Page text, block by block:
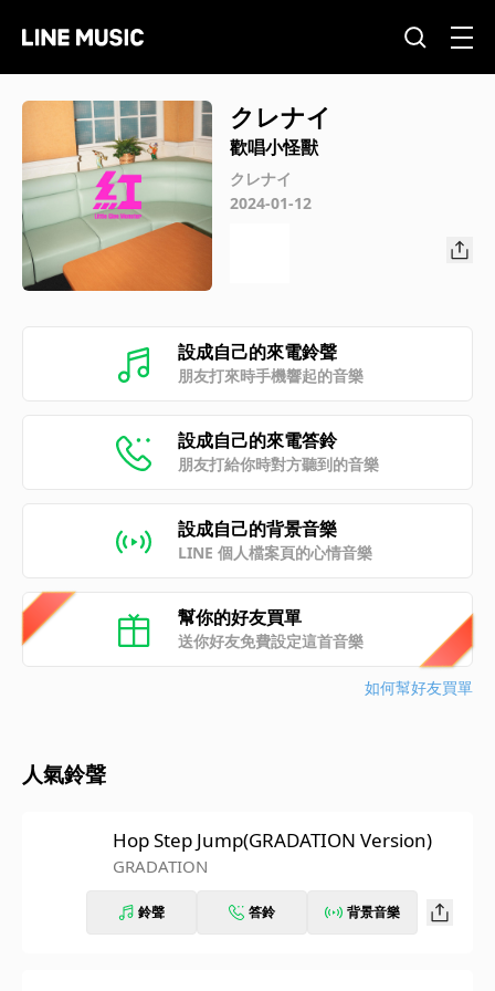
クレナイ
歡唱小怪獸
クレナイ
2024-01-12
設成自己的來電鈴聲
朋友打來時手機響起的音樂
設成自己的來電答鈴
朋友打給你時對方聽到的音樂
設成自己的背景音樂
LINE 個人檔案頁的心情音樂
幫你的好友買單
送你好友免費設定這首音樂
如何幫好友買單
人氣鈴聲
Hop Step Jump(GRADATION Version)
GRADATION
鈴聲 答鈴 背景音樂